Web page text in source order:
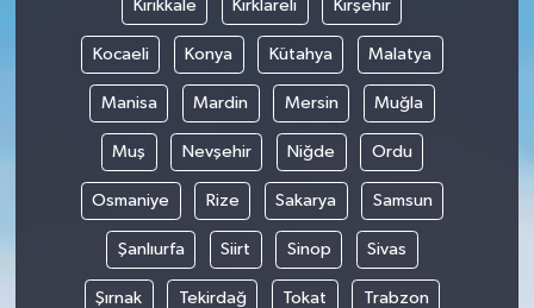
Kırıkkale Kırklareli Kırşehir
Kocaeli Konya Kütahya Malatya
Manisa Mardin Mersin Muğla
Muş Nevşehir Niğde Ordu
Osmaniye Rize Sakarya Samsun
Şanlıurfa Siirt Sinop Sivas
Şırnak Tekirdağ Tokat Trabzon